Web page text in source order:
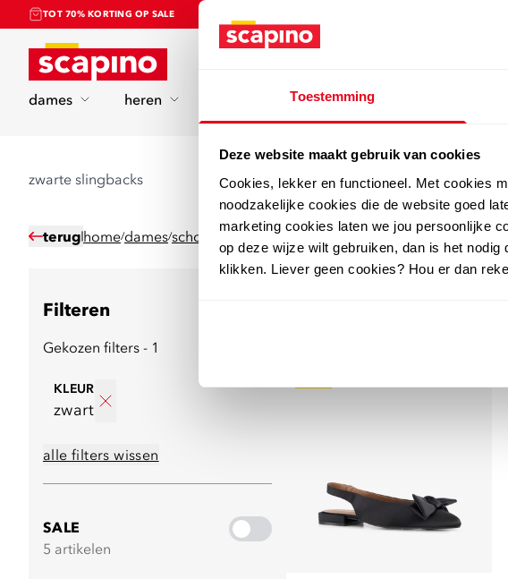
Toestemming
Deze website maakt gebruik van cookies
Cookies, lekker en functioneel. Met cookies
noodzakelijke cookies die de website goed
marketing cookies laten we jou persoonlijke
op deze wijze wilt gebruiken, dan is het
klikken. Liever geen cookies? Hou er dan
TOT 70% KORTING OP SALE
Home
dames heren sport
zwarte slingbacks
terug home/dames/schoenen slingbacks
Filteren
Gekozen filters - 1
KLEUR
zwart
alle filters wissen
SALE
5 artikelen